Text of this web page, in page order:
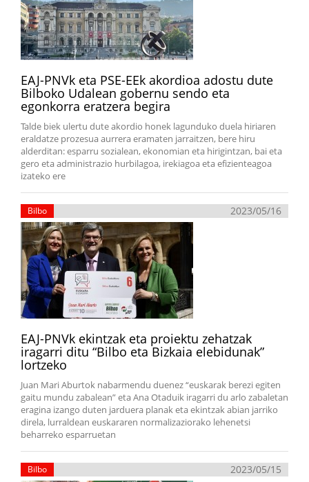
EAJ-PNVk eta PSE-EEk akordioa adostu dute
Bilboko Udalean gobernu sendo eta
egonkorra eratzera begira
Talde biek ulertu dute akordio honek lagunduko duela hiriaren
eraldatze prozesua aurrera eramaten jarraitzen, bere hiru
alderditan: esparru sozialean, ekonomian eta hirigintzan, bai eta
gero eta administrazio hurbilagoa, irekiagoa eta efizienteagoa
izateko ere
Bilbo 2023/05/16
EAJ-PNVk ekintzak eta proiektu zehatzak
iragarri ditu “Bilbo eta Bizkaia elebidunak”
lortzeko
Juan Mari Aburtok nabarmendu duenez “euskarak berezi egiten
gaitu mundu zabalean” eta Ana Otaduik iragarri du arlo zabaletan
eragina izango duten jarduera planak eta ekintzak abian jarriko
direla, lurraldean euskararen normalizaziorako lehenetsi
beharreko esparruetan
Bilbo 2023/05/15